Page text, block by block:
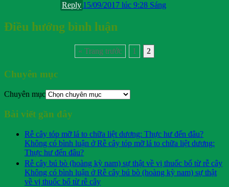
15/09/2017 lúc 9:28 Sáng
Reply
Điều hướng bình luận
« Trang trước 1 2
Chuyên mục
Chuyên mục
Bài viết gần đây
Rễ cây tóp mỡ lá to chữa liệt dương: Thực hư đến đâu?
Không có bình luận ở Rễ cây tóp mỡ lá to chữa liệt dương:
Thực hư đến đâu?
Rễ cây bú bò (hoàng kỳ nam) sự thật về vị thuốc bổ từ rễ cây
Không có bình luận ở Rễ cây bú bò (hoàng kỳ nam) sự thật
về vị thuốc bổ từ rễ cây